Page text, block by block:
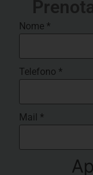
Nome *
Telefono *
Mail *